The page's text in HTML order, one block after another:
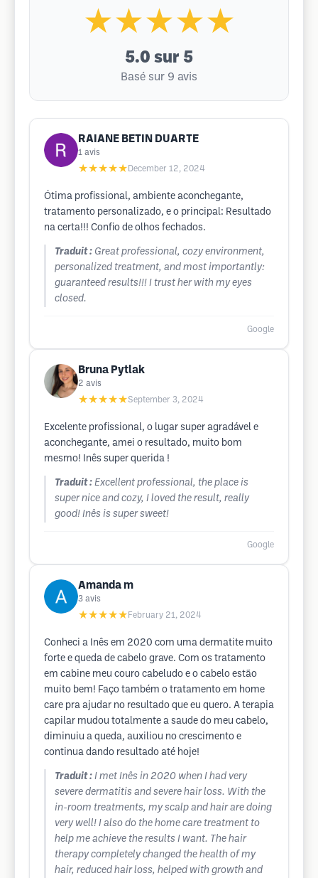
★★★★★
5.0 sur 5
Basé sur 9 avis
RAIANE BETIN DUARTE
1 avis
★★★★★ December 12, 2024
Ótima profissional, ambiente aconchegante,
tratamento personalizado, e o principal: Resultado
na certa!!! Confio de olhos fechados.
Traduit : Great professional, cozy environment,
personalized treatment, and most importantly:
guaranteed results!!! I trust her with my eyes
closed.
Google
Bruna Pytlak
2 avis
★★★★★September 3, 2024
Excelente profissional, o lugar super agradável e
aconchegante, amei o resultado, muito bom
mesmo! Inês super querida !
Traduit : Excellent professional, the place is
super nice and cozy, I loved the result, really
good! Inês is super sweet!
Google
Amanda m
3 avis
★★★★★ February 21, 2024
Conheci a Inês em 2020 com uma dermatite muito
forte e queda de cabelo grave. Com os tratamento
em cabine meu couro cabeludo e o cabelo estão
muito bem! Faço também o tratamento em home
care pra ajudar no resultado que eu quero. A terapia
capilar mudou totalmente a saude do meu cabelo,
diminuiu a queda, auxiliou no crescimento e
continua dando resultado até hoje!
Traduit : I met Inês in 2020 when I had very
severe dermatitis and severe hair loss. With the
in-room treatments, my scalp and hair are doing
very well! I also do the home care treatment to
help me achieve the results I want. The hair
therapy completely changed the health of my
hair, reduced hair loss, helped with growth and